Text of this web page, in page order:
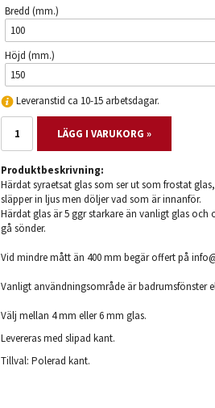
Bredd (mm.)
Höjd (mm.)
Leveranstid ca 10-15 arbetsdagar.
LÄGG I VARUKORG »
Produktbeskrivning:
Härdat syraetsat glas som ser ut som frostat glas,
släpper in ljus men döljer vad som är innanför.
Härdat glas är 5 ggr starkare än vanligt glas
gå sönder.
Vid mindre mått än 400 mm begär offert på
Vanligt användningsområde är badrumsfönster
Välj mellan 4 mm eller 6 mm glas.
Levereras med slipad kant.
Tillval: Polerad kant.